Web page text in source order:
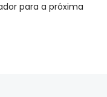
para a próxima